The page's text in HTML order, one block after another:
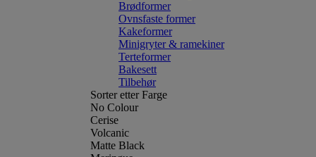
Brødformer
Ovnsfaste former
Kakeformer
Minigryter & ramekiner
Terteformer
Bakesett
Tilbehør
Sorter etter Farge
No Colour
Cerise
Volcanic
Matte Black